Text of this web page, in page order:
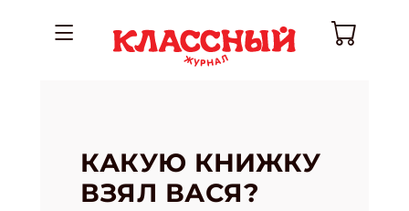
КАКУЮ КНИЖКУ
ВЗЯЛ ВАСЯ?